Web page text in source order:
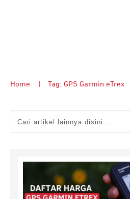
Home Tag: GPS Garmin eTrex